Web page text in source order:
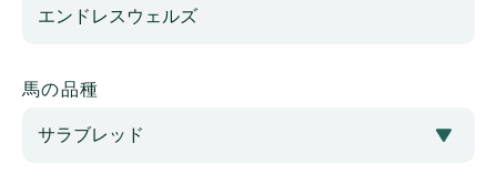
馬の品種